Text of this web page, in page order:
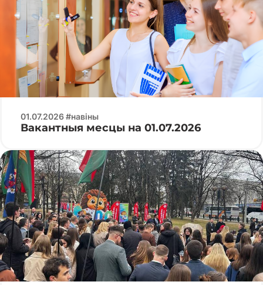
01.07.2026 #навіны
Вакантныя месцы на 01.07.2026